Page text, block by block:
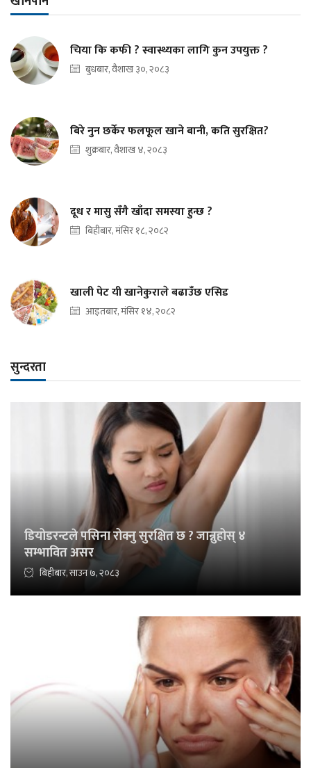
चिया कि कफी ? स्वास्थ्यका लागि कुन उपयुक्त ?
बुधबार, वैशाख ३०, २०८३
बिरे नुन छर्केर फलफूल खाने बानी, कति सुरक्षित?
शुक्रबार, वैशाख ४, २०८३
दूध र मासु सँगै खाँदा समस्या हुन्छ ?
बिहीबार, मंसिर १८, २०८२
खाली पेट यी खानेकुराले बढाउँछ एसिड
आइतबार, मंसिर १४, २०८२
सुन्दरता
डियोडरन्टले पसिना रोक्नु सुरक्षित छ ? जान्नुहोस् ४
सम्भावित असर
बिहीबार, साउन ७, २०८३